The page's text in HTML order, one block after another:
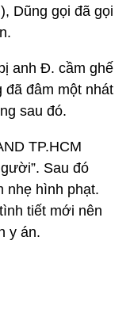
Dũng gọi đã gọi
anh Đ. cầm ghế
đã đâm một nhát
sau đó.
TP.HCM
Sau đó
nhẹ hình phạt.
tiết mới nên
y án.